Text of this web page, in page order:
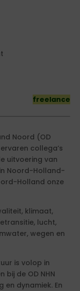
freelance
Noord (OD
collega’s
uitvoering van
Noord-Holland-
Holland onze
klimaat,
lucht,
wegen en
is volop in
bij de OD NHN
dynamiek. En